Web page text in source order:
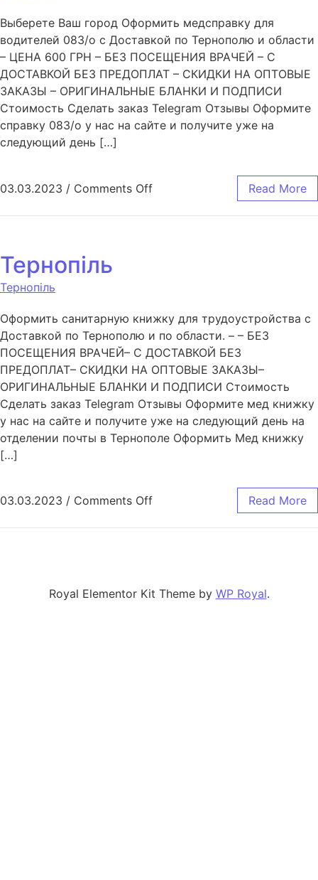
Выберете Ваш город Оформить медсправку для
водителей 083/o с Доставкой по Тернополю и области
– ЦЕНА 600 ГРН – БЕЗ ПОСЕЩЕНИЯ ВРАЧЕЙ – С
ДОСТАВКОЙ БЕЗ ПРЕДОПЛАТ – СКИДКИ НА ОПТОВЫЕ
ЗАКАЗЫ – ОРИГИНАЛЬНЫЕ БЛАНКИ И ПОДПИСИ
Стоимость Сделать заказ Telegram Отзывы Оформите
справку 083/o у нас на сайте и получите уже на
следующий день […]
03.03.2023 / Comments Off Read More
Тернопіль
Тернопіль
Оформить санитарную книжку для трудоустройства с
Доставкой по Тернополю и по области. – – БЕЗ
ПОСЕЩЕНИЯ ВРАЧЕЙ– С ДОСТАВКОЙ БЕЗ
ПРЕДОПЛАТ– СКИДКИ НА ОПТОВЫЕ ЗАКАЗЫ–
ОРИГИНАЛЬНЫЕ БЛАНКИ И ПОДПИСИ Стоимость
Сделать заказ Telegram Отзывы Оформите мед книжку
у нас на сайте и получите уже на следующий день на
отделении почты в Тернополе Оформить Мед книжку
[…]
03.03.2023 / Comments Off Read More
Royal Elementor Kit Theme by WP Royal.